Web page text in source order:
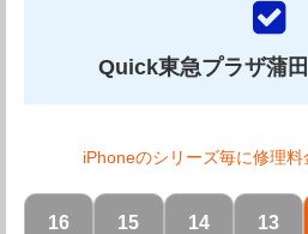
モバイル修理救急便 ドン・キホ
Quick東急プラザ蒲
iPhoneのシリーズ毎に修理
16 15 14 13